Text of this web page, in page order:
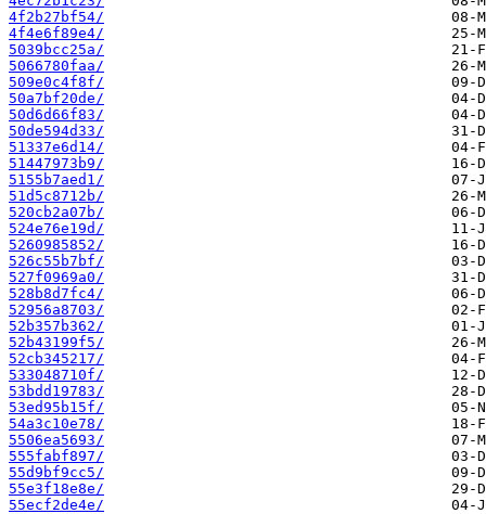
4f2b27bf54/
4f4e6f89e4/
5039bcc25a/
5066780faa/
509e0c4f8f/
50a7bf20de/
50d6d66f83/
50de594d33/
51337e6d14/
51447973b9/
5155b7aed1/
51d5c8712b/
520cb2a07b/
524e76e19d/
5260985852/
526c55b7bf/
527f0969a0/
528b8d7fc4/
52956a8703/
52b357b362/
52b43199f5/
52cb345217/
533048710f/
53bdd19783/
53ed95b15f/
54a3c10e78/
5506ea5693/
555fabf897/
55d9bf9cc5/
55e3f18e8e/
55ecf2de4e/